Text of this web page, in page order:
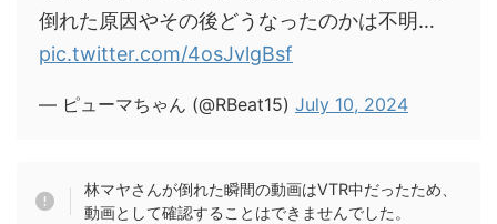
倒れた原因やその後どうなったのかは不明…
pic.twitter.com/4osJvlgBsf
— ピューマちゃん (@RBeat15) July 10, 2024
林マヤさんが倒れた瞬間の動画はVTR中だったため、
動画として確認することはできませんでした。